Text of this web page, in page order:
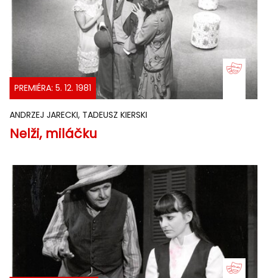
PREMIÉRA: 5. 12. 1981
ANDRZEJ JARECKI, TADEUSZ KIERSKI
Nelži, miláčku